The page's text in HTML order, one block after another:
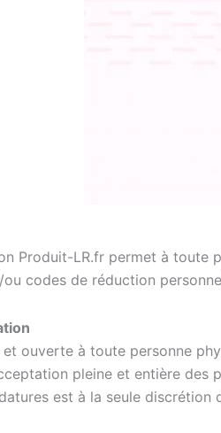
Produit-LR.fr permet à
codes de réduction
ouverte à toute personne
pleine et entière des
est à la seule discrétion